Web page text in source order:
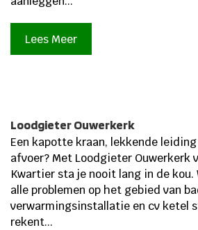
Lees Meer
Loodgieter Ouwerkerk
Een kapotte kraan, lekkende
afvoer? Met Loodgieter Ouwerkerk
Kwartier sta je nooit lang in de
alle problemen op het gebied van
verwarmingsinstallatie en cv ketel
rekent...